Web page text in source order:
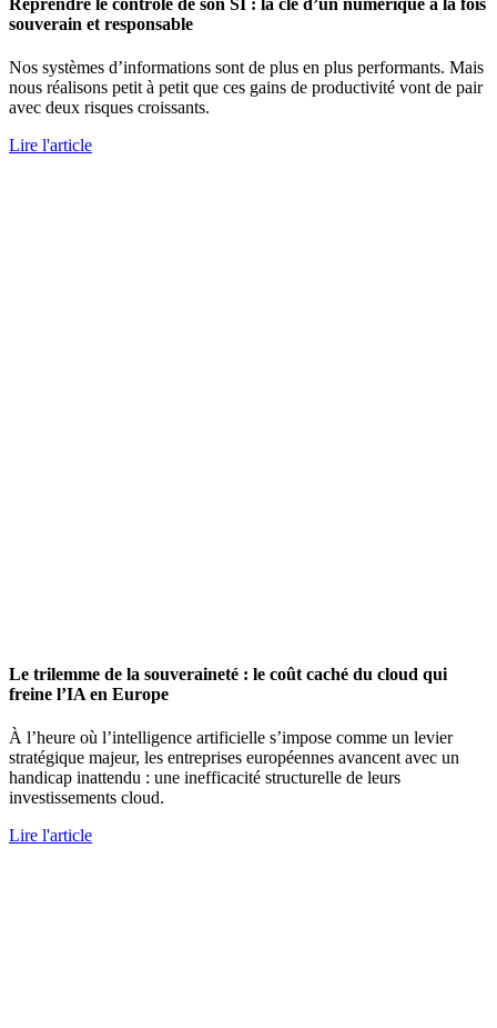
Reprendre le contrôle de son SI : la clé d’un numérique à la fois
souverain et responsable
Nos systèmes d’informations sont de plus en plus performants. Mais
nous réalisons petit à petit que ces gains de productivité vont de pair
avec deux risques croissants.
Lire l'article
Le trilemme de la souveraineté : le coût caché du cloud qui
freine l’IA en Europe
À l’heure où l’intelligence artificielle s’impose comme un levier
stratégique majeur, les entreprises européennes avancent avec un
handicap inattendu : une inefficacité structurelle de leurs
investissements cloud.
Lire l'article